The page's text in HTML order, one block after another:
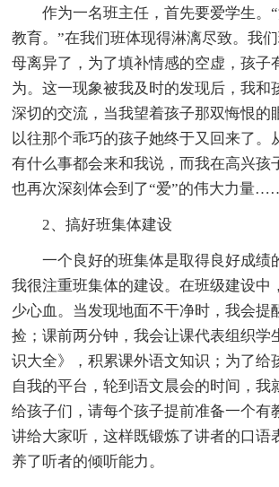
作为一名班主任，首先要爱学生。“
教育。”在我们班体现得淋漓尽致。我
母离异了，为了填补情感的空虚，孩子
为。这一现象被我及时的发现后，我和
深切的交流，当我望着孩子那双悔恨的
以往那个乖巧的孩子她终于又回来了。
有什么事都会来和我说，而我在高兴孩
也再次深刻体会到了“爱”的伟大力量
2、搞好班集体建设
一个良好的班集体是取得良好成绩
我很注重班集体的建设。在班级建设中
少心血。当发现地面不干净时，我会提
捡；课前两分钟，我会让课代表组织学
识大全》，积累课外语文知识；为了给
自我的平台，轮到语文晨会的时间，我
给孩子们，请每个孩子提前准备一个有
讲给大家听，这样既锻炼了讲者的口语
养了听者的倾听能力。